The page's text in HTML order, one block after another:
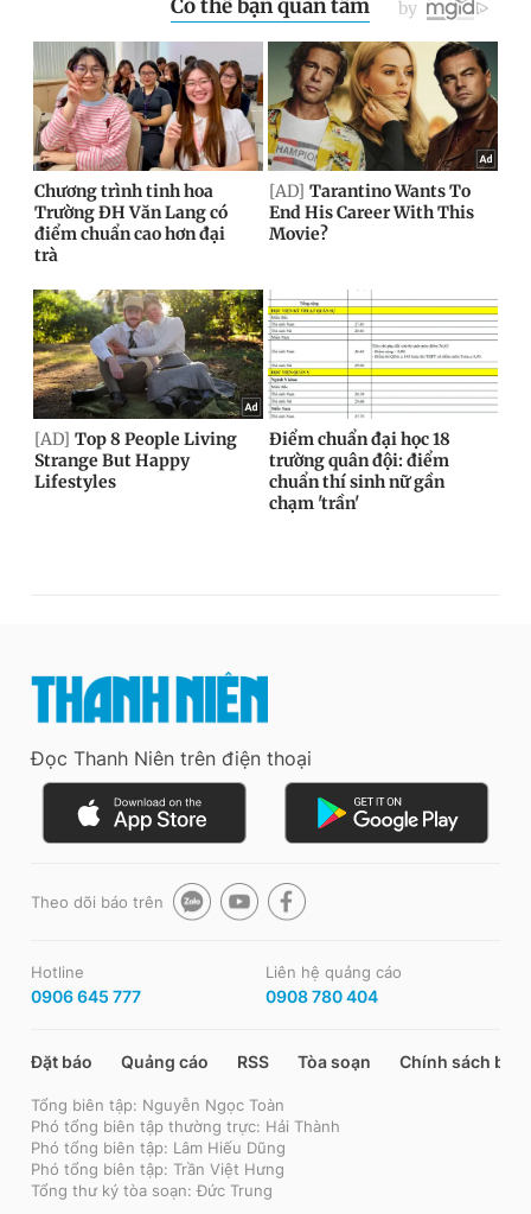
Đọc Thanh Niên trên điện thoại
Theo dõi báo trên
Hotline
0906 645 777
Liên hệ quảng cáo
0908 780 404
Đặt báo Quảng cáo RSS Tòa soạn Chính sách bảo
Tổng biên tập: Nguyễn Ngọc Toàn
Phó tổng biên tập thường trực: Hải Thành
Phó tổng biên tập: Lâm Hiếu Dũng
Phó tổng biên tập: Trần Việt Hưng
Tổng thư ký tòa soạn: Đức Trung